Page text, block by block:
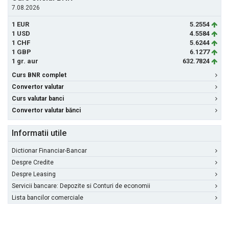
7.08.2026
1 EUR
5.2554
1 USD
4.5584
1 CHF
5.6244
1 GBP
6.1277
1 gr. aur
632.7824
Curs BNR complet
Convertor valutar
Curs valutar banci
Convertor valutar bănci
Informatii utile
Dictionar Financiar-Bancar
Despre Credite
Despre Leasing
Servicii bancare: Depozite si Conturi de economii
Lista bancilor comerciale